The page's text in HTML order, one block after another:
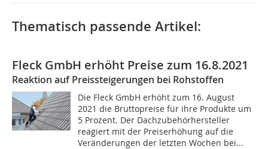
Thematisch passende Artikel:
Fleck GmbH erhöht Preise zum 16.8.2021
Reaktion auf Preissteigerungen bei Rohstoffen
Die Fleck GmbH erhöht zum 16. August
2021 die Bruttopreise für ihre Produkte um
5 Prozent. Der Dachzubehörhersteller
reagiert mit der Preiserhöhung auf die
Veränderungen der letzten Wochen bei...